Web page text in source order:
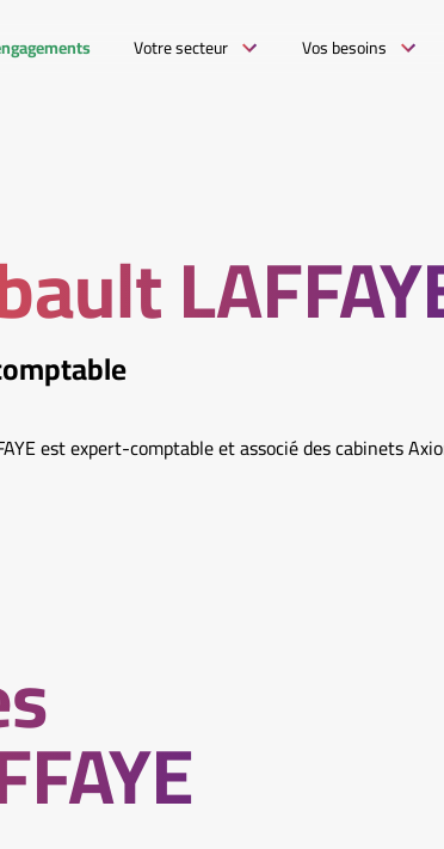
Votre secteur Vos besoins
est expert-comptable et associé des cabinets